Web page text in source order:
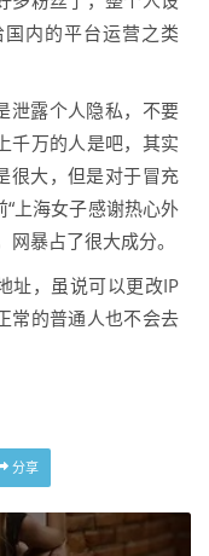
内的平台运营之类
泄露个人隐私，不要
千万的人是吧，其实
很大，但是对于冒充
上海女子感谢热心外
暴占了很大成分。
址，虽说可以更改IP
常的普通人也不会去
分享